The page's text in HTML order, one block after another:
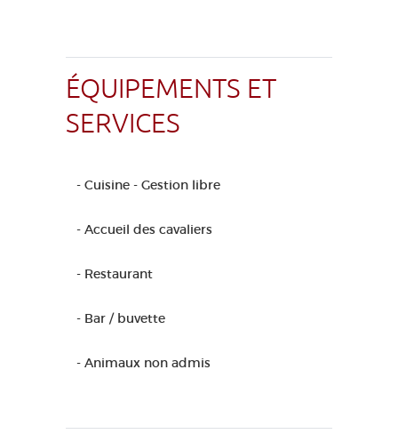
ÉQUIPEMENTS ET
SERVICES
- Cuisine - Gestion libre
- Accueil des cavaliers
- Restaurant
- Bar / buvette
- Animaux non admis